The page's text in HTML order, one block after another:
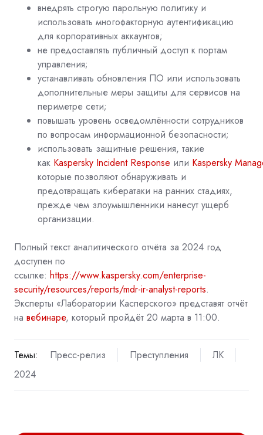
внедрять строгую парольную политику и
использовать многофакторную аутентификацию
для корпоративных аккаунтов;
не предоставлять публичный доступ к портам
управления;
устанавливать обновления ПО или использовать
дополнительные меры защиты для сервисов на
периметре сети;
повышать уровень осведомлённости сотрудников
по вопросам информационной безопасности;
использовать защитные решения, такие
как Kaspersky Incident Response или Kaspersky
которые позволяют обнаруживать и
предотвращать кибератаки на ранних стадиях,
прежде чем злоумышленники нанесут ущерб
организации.
Полный текст аналитического отчёта за 2024 год
доступен по
ссылке: https://www.kaspersky.com/enterprise-
security/resources/reports/mdr-ir-analyst-reports.
Эксперты «Лаборатории Касперского» представят отчёт
на вебинаре, который пройдёт 20 марта в 11:00.
Темы: Пресс-релиз Преступления
ЛК
2024